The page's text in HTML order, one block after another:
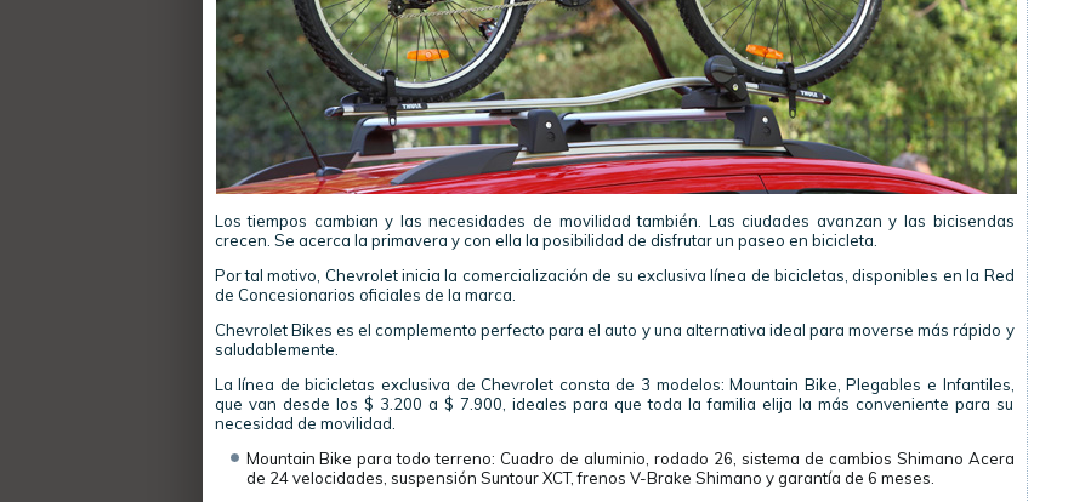
Los tiempos cambian y las necesidades de movilidad también. Las ciudades avanzan y las bicisendas
crecen. Se acerca la primavera y con ella la posibilidad de disfrutar un paseo en bicicleta.
Por tal motivo, Chevrolet inicia la comercialización de su exclusiva línea de bicicletas, disponibles en la Red
de Concesionarios oficiales de la marca.
Chevrolet Bikes es el complemento perfecto para el auto y una alternativa ideal para moverse más rápido y
saludablemente.
La línea de bicicletas exclusiva de Chevrolet consta de 3 modelos: Mountain Bike, Plegables e Infantiles,
que van desde los $ 3.200 a $ 7.900, ideales para que toda la familia elija la más conveniente para su
necesidad de movilidad.
Mountain Bike para todo terreno: Cuadro de aluminio, rodado 26, sistema de cambios Shimano Acera
de 24 velocidades, suspensión Suntour XCT, frenos V-Brake Shimano y garantía de 6 meses.